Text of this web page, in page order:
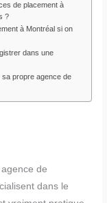
de placement à
?
à Montréal si on
dans une
propre agence de
de
dans le